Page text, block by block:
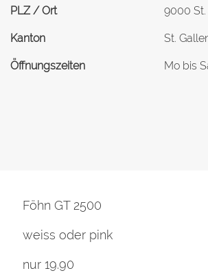
PLZ / Ort 9000 St.
Kanton St.
Öffnungszeiten Mo bis
Föhn GT 2500
weiss oder pink
nur 19.90